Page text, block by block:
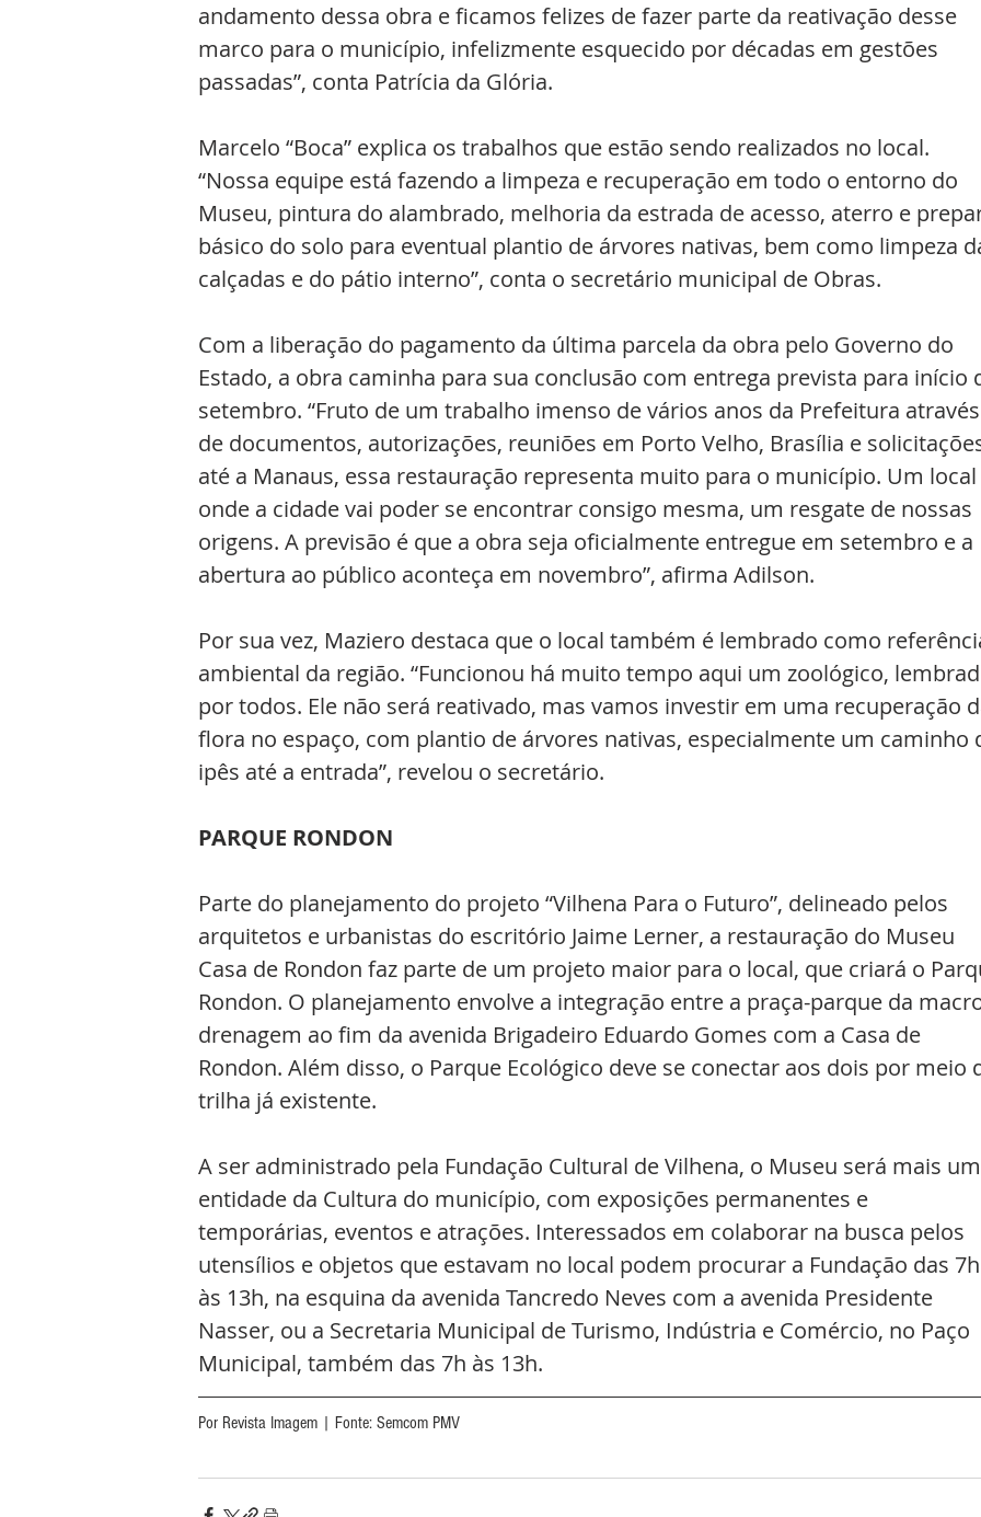
andamento dessa obra e ficamos felizes de fazer parte da reativação desse
marco para o município, infelizmente esquecido por décadas em gestões
passadas”, conta Patrícia da Glória.
Marcelo “Boca” explica os trabalhos que estão sendo realizados no local.
“Nossa equipe está fazendo a limpeza e recuperação em todo o entorno do
Museu, pintura do alambrado, melhoria da estrada de acesso, aterro e
básico do solo para eventual plantio de árvores nativas, bem como limpeza
calçadas e do pátio interno”, conta o secretário municipal de Obras.
Com a liberação do pagamento da última parcela da obra pelo Governo do
Estado, a obra caminha para sua conclusão com entrega prevista para início
setembro. “Fruto de um trabalho imenso de vários anos da Prefeitura
de documentos, autorizações, reuniões em Porto Velho, Brasília e
até a Manaus, essa restauração representa muito para o município. Um local
onde a cidade vai poder se encontrar consigo mesma, um resgate de nossas
origens. A previsão é que a obra seja oficialmente entregue em setembro e a
abertura ao público aconteça em novembro”, afirma Adilson.
Por sua vez, Maziero destaca que o local também é lembrado como
ambiental da região. “Funcionou há muito tempo aqui um zoológico,
por todos. Ele não será reativado, mas vamos investir em uma recuperação
flora no espaço, com plantio de árvores nativas, especialmente um caminho
ipês até a entrada”, revelou o secretário.
PARQUE RONDON
Parte do planejamento do projeto “Vilhena Para o Futuro”, delineado pelos
arquitetos e urbanistas do escritório Jaime Lerner, a restauração do Museu
Casa de Rondon faz parte de um projeto maior para o local, que criará o
Rondon. O planejamento envolve a integração entre a praça-parque da
drenagem ao fim da avenida Brigadeiro Eduardo Gomes com a Casa de
Rondon. Além disso, o Parque Ecológico deve se conectar aos dois por meio
trilha já existente.
A ser administrado pela Fundação Cultural de Vilhena, o Museu será mais
entidade da Cultura do município, com exposições permanentes e
temporárias, eventos e atrações. Interessados em colaborar na busca pelos
utensílios e objetos que estavam no local podem procurar a Fundação das
às 13h, na esquina da avenida Tancredo Neves com a avenida Presidente
Nasser, ou a Secretaria Municipal de Turismo, Indústria e Comércio, no Paço
Municipal, também das 7h às 13h.
Por Revista Imagem | Fonte: Semcom PMV